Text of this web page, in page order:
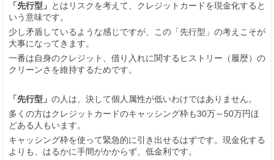
「先行型」 とはリスクを考えて、クレジットカードを現金化すると
いう意味です。
少し矛盾しているような感じですが、この「先行型」の考えこそが
大事になってきます。
一番は自身のクレジット、借り入れに関するヒストリー（履歴）の
クリーンさを維持するためです。
「先行型」 の人は、決して個人属性が低いわけではありません。
多くの方はクレジットカードのキャッシング枠も30万～50万円ほ
どある人もいます。
キャッシング枠を使って緊急的に引き出せるはずです。現金化する
よりも、はるかに手間がかからず、低金利です。